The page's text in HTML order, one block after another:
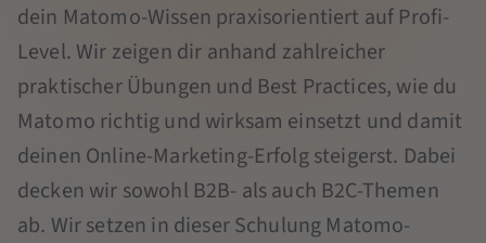
dein Matomo-Wissen praxisorientiert auf Profi-
Level. Wir zeigen dir anhand zahlreicher
praktischer Übungen und Best Practices, wie du
Matomo richtig und wirksam einsetzt und damit
deinen Online-Marketing-Erfolg steigerst. Dabei
decken wir sowohl B2B- als auch B2C-Themen
ab. Wir setzen in dieser Schulung Matomo-